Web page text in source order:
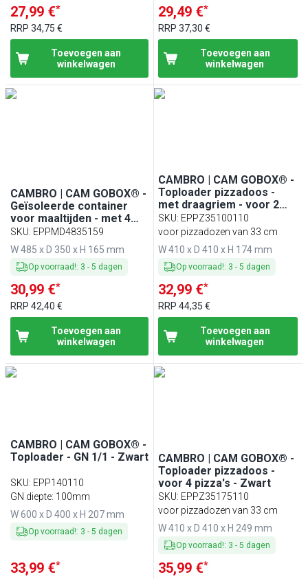
27,99 €*
RRP 34,75 €
Toevoegen aan
winkelwagen
29,49 €*
RRP37,30 €
Toevoegen aan
winkelwagen
CAMBRO | CAM GOBOX® -
Geïsoleerde container
voor maaltijden - met 4
compartimenten
SKU: EPPMD4835159
W 485 x D 350 x H 165 mm
Op voorraad!: 3 - 5 dagen
30,99 €*
RRP 42,40 €
Toevoegen aan
winkelwagen
CAMBRO | CAM GOBOX® -
Toploader pizzadoos -
met draagriem - voor 2
pizza's - Zwart
SKU: EPPZ35100110
voor pizzadozen van 33 cm
W 410 x D 410 x H 174 mm
Op voorraad!: 3 -5 dagen
32,99 €*
RRP44,35 €
Toevoegen aan
winkelwagen
CAMBRO | CAM GOBOX® -
Toploader - GN 1/1 - Zwart
SKU: EPP140110
GN diepte: 100mm
W 600 x D 400 x H 207 mm
Op voorraad!: 3 - 5 dagen
33,99 €*
CAMBRO | CAM GOBOX® -
Toploader pizzadoos -
voor 4 pizza's - Zwart
SKU: EPPZ35175110
voor pizzadozen van 33 cm
W 410 x D 410 x H 249 mm
Op voorraad!: 3 -5 dagen
35,99 €*